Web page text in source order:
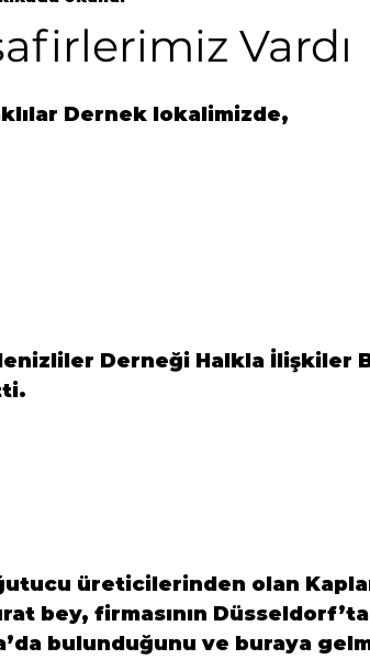
Vardı
Dernek lokalimizde,
Derneği Halkla İlişkiler
üreticilerinden olan
bey, firmasının
bulunduğunu ve buraya